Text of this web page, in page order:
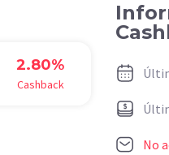
2.80%
Cashback
No